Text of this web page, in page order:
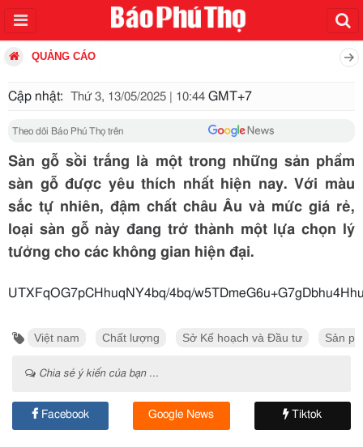
QUẢNG CÁO
Cập nhật: Thứ 3, 13/05/2025 | 10:44 GMT+7
Theo dõi Báo Phú Thọ trên
Sàn gỗ sồi trắng là một trong những sản phẩm
sàn gỗ được yêu thích nhất hiện nay. Với màu
sắc tự nhiên, đậm chất châu Âu và mức giá rẻ,
loại sàn gỗ này đang trở thành một lựa chọn lý
tưởng cho các không gian hiện đại.
UTXFqOG7pCHhuqNY4bq/4bq/
Việt nam Chất lượng Sở Kế hoạch và Đầu tư Sản
Chia sẻ ý kiến của bạn ...
Facebook Google News Tiktok